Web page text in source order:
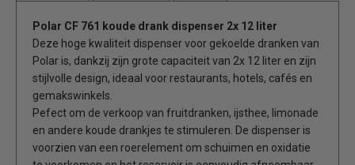
Polar CF 761 koude drank dispenser 2x 12 liter
Deze hoge kwaliteit dispenser voor gekoelde dranken van
Polar is, dankzij zijn grote capaciteit van 2x 12 liter en zijn
stijlvolle design, ideaal voor restaurants, hotels, cafés en
gemakswinkels.
Pefect om de verkoop van fruitdranken, ijsthee, limonade
en andere koude drankjes te stimuleren. De dispenser is
voorzien van een roerelement om schuimen en oxidatie